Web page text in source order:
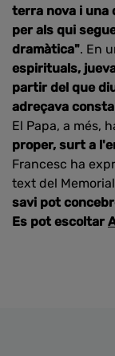
terra nova i una
per als qui
dramàtica". En
espirituals,
partir del que
adreçava
El Papa, a més,
proper, surt a
Francesc ha
text del
savi pot
Es pot escoltar